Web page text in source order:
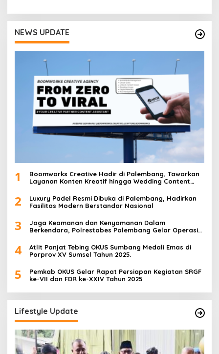
s
NEWS UPDATE
1
Boomworks Creative Hadir di Palembang, Tawarkan
Layanan Konten Kreatif hingga Wedding Content
2
Luxury Padel Resmi Dibuka di Palembang, Hadirkan
Fasilitas Modern Berstandar Nasional
3
Jaga Keamanan dan Kenyamanan Dalam
Berkendara, Polrestabes Palembang Gelar Operasi
4
Atlit Panjat Tebing OKUS Sumbang Medali Emas di
Porprov XV Sumsel Tahun 2025.
5
Pemkab OKUS Gelar Rapat Persiapan Kegiatan SRGF
ke-VII dan FDR ke-XXIV Tahun 2025
Lifestyle Update